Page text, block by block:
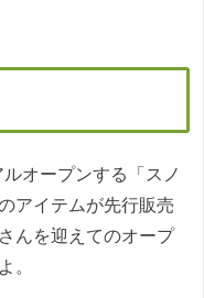
オープンする「スノ
アイテムが先行販売
んを迎えてのオープ
。